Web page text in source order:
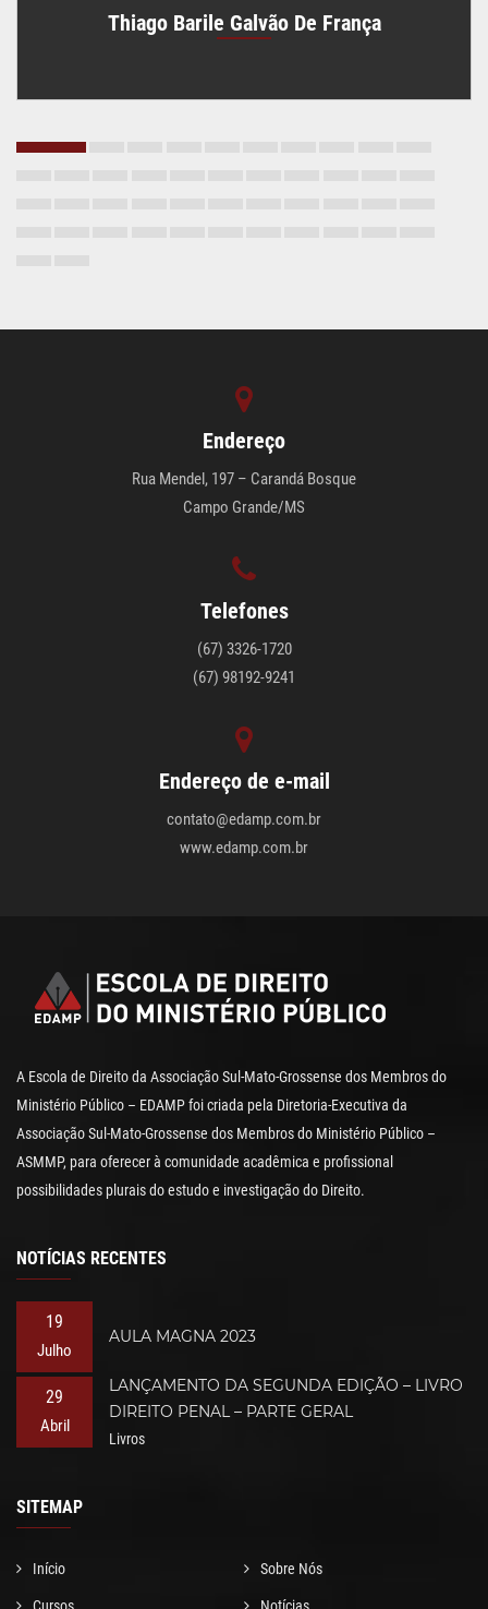
Thiago Barile Galvão De França
Endereço
Rua Mendel, 197 – Carandá Bosque
Campo Grande/MS
Telefones
(67) 3326-1720
(67) 98192-9241
Endereço de e-mail
contato@edamp.com.br
www.edamp.com.br
A Escola de Direito da Associação Sul-Mato-Grossense dos Membros do
Ministério Público – EDAMP foi criada pela Diretoria-Executiva da
Associação Sul-Mato-Grossense dos Membros do Ministério Público –
ASMMP, para oferecer à comunidade acadêmica e profissional
possibilidades plurais do estudo e investigação do Direito.
NOTÍCIAS RECENTES
19
Julho
AULA MAGNA 2023
29
Abril
LANÇAMENTO DA SEGUNDA EDIÇÃO – LIVRO
DIREITO PENAL – PARTE GERAL
Livros
SITEMAP
Início Sobre Nós